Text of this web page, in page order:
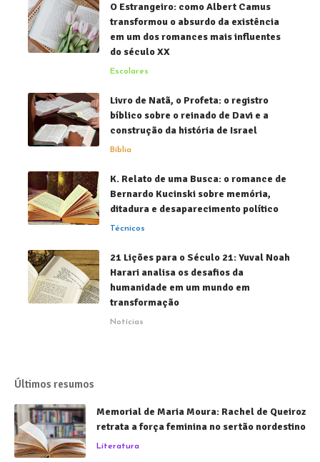
O Estrangeiro: como Albert Camus
transformou o absurdo da existência
em um dos romances mais influentes
do século XX
Escolares
Livro de Natã, o Profeta: o registro
bíblico sobre o reinado de Davi e a
construção da história de Israel
Bíblia
K. Relato de uma Busca: o romance de
Bernardo Kucinski sobre memória,
ditadura e desaparecimento político
Técnicos
21 Lições para o Século 21: Yuval Noah
Harari analisa os desafios da
humanidade em um mundo em
transformação
Notícias
Últimos resumos
Memorial de Maria Moura: Rachel de Queiroz
retrata a força feminina no sertão nordestino
Literatura